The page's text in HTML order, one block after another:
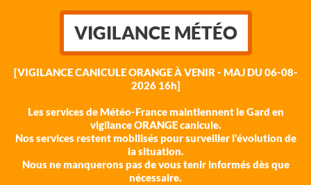
VIGILANCE MÉTÉO
[VIGILANCE CANICULE ORANGE À VENIR - MAJ DU 06-08-
2026 16h]
Les services de Météo-France maintiennent le Gard en
vigilance ORANGE canicule.
Nos services restent mobilisés pour surveiller l'évolution de
la situation.
Nous ne manquerons pas de vous tenir informés dès que
nécessaire.